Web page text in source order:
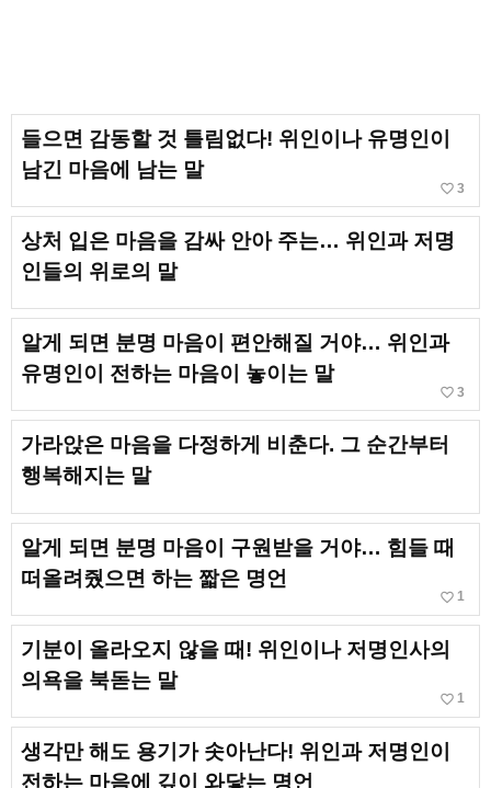
들으면 감동할 것 틀림없다! 위인이나 유명인이
남긴 마음에 남는 말
favorite_border 3
상처 입은 마음을 감싸 안아 주는… 위인과 저명
인들의 위로의 말
알게 되면 분명 마음이 편안해질 거야… 위인과
유명인이 전하는 마음이 놓이는 말
favorite_border 3
가라앉은 마음을 다정하게 비춘다. 그 순간부터
행복해지는 말
알게 되면 분명 마음이 구원받을 거야… 힘들 때
떠올려줬으면 하는 짧은 명언
favorite_border 1
기분이 올라오지 않을 때! 위인이나 저명인사의
의욕을 북돋는 말
favorite_border 1
생각만 해도 용기가 솟아난다! 위인과 저명인이
전하는 마음에 깊이 와닿는 명언